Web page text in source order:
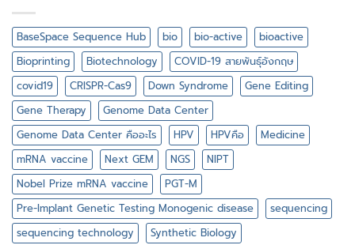
ระดับ
เซลล์
เดี่ยว
BaseSpace Sequence Hub bio bio-active
bioactive
Bioprinting
Biotechnology
COVID-19 สายพันธุ์อังกฤษ
covid19
CRISPR-Cas9 Down Syndrome
Gene Editing
Gene Therapy
Genome Data Center
Genome Data Center คืออะไร
HPV HPVคือ
Medicine
mRNA vaccine
Next GEM NGS
NIPT
Nobel Prize mRNA vaccine
PGT-M
Pre-Implant Genetic Testing Monogenic disease
sequencing
sequencing technology
Synthetic Biology